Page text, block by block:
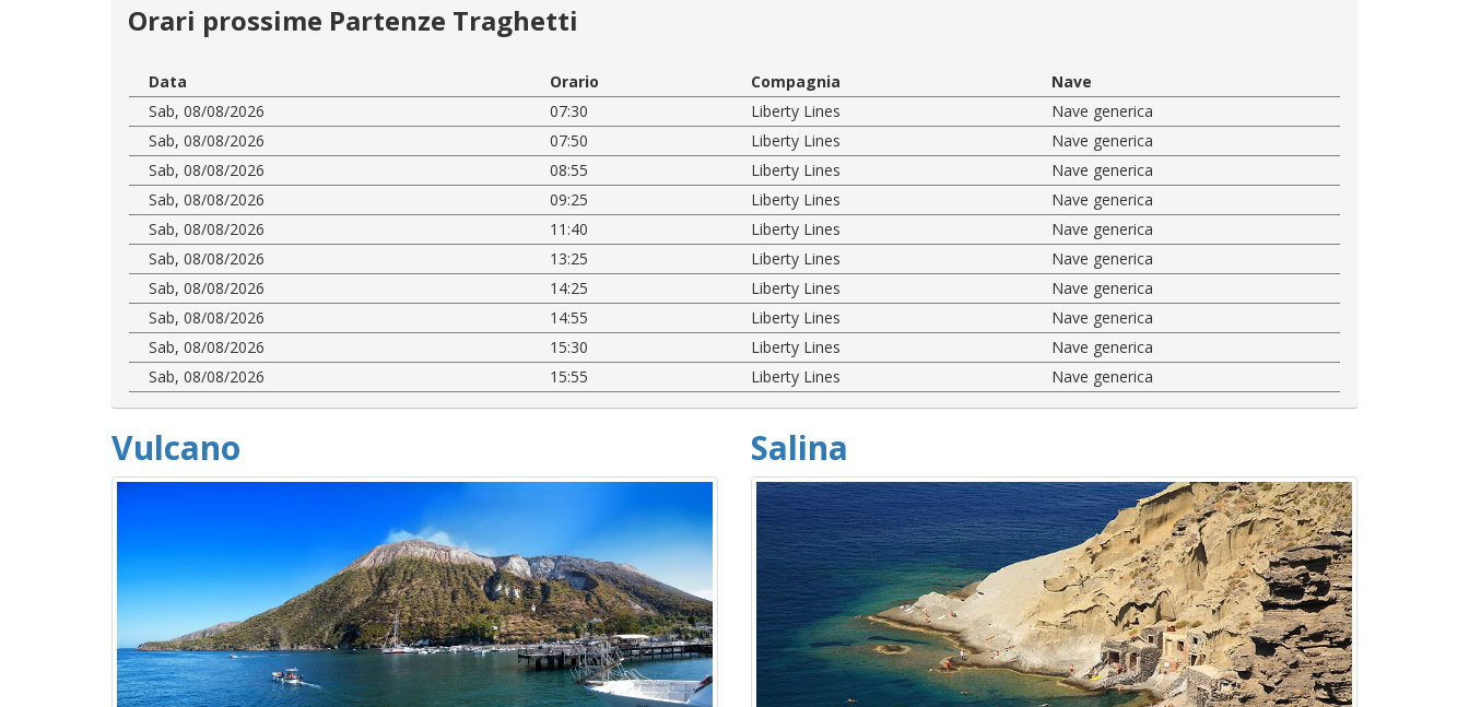
Orari prossime Partenze Traghetti
Data Orario Compagnia
Nave
Sab, 08/08/2026
07:30 Liberty Lines
Nave generica
Sab, 08/08/2026
07:50 Liberty Lines
Nave generica
Sab, 08/08/2026
08:55 Liberty Lines
Nave generica
Sab, 08/08/2026
09:25 Liberty Lines
Nave generica
Sab, 08/08/2026
11:40 Liberty Lines
Nave generica
Sab, 08/08/2026
13:25 Liberty Lines
Nave generica
Sab, 08/08/2026
14:25 Liberty Lines
Nave generica
Sab, 08/08/2026
14:55 Liberty Lines
Nave generica
Sab, 08/08/2026
15:30 Liberty Lines
Nave generica
Sab, 08/08/2026
15:55 Liberty Lines Nave generica
Vulcano Salina